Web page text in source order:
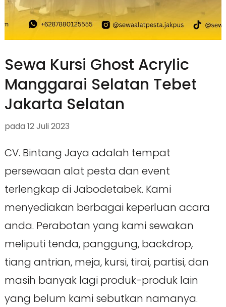
Sewa Kursi Ghost Acrylic
Manggarai Selatan Tebet
Jakarta Selatan
pada 12 Juli 2023
CV. Bintang Jaya adalah tempat
persewaan alat pesta dan event
terlengkap di Jabodetabek. Kami
menyediakan berbagai keperluan acara
anda. Perabotan yang kami sewakan
meliputi tenda, panggung, backdrop,
tiang antrian, meja, kursi, tirai, partisi, dan
masih banyak lagi produk-produk lain
yang belum kami sebutkan namanya.